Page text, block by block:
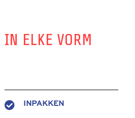
IN ELKE VORM
 INPAKKEN